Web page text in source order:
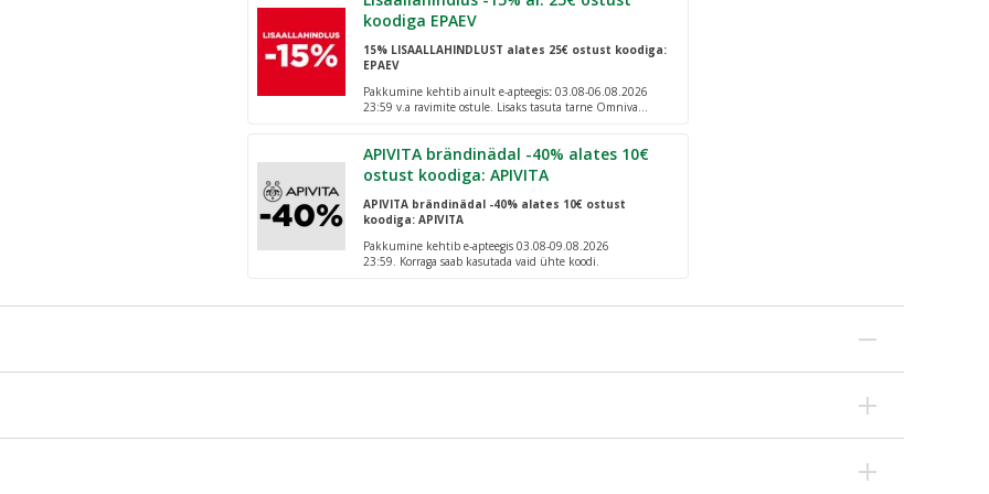
koodiga EPAEV
15% LISAALLAHINDLUST alates 25€ ostust koodiga:
EPAEV
Pakkumine kehtib ainult e-apteegis: 03.08-06.08.2026
23:59 v.a ravimite ostule. Lisaks tasuta tarne Omniva
APIVITA brändinädal -40% alates 10€
ostust koodiga: APIVITA
APIVITA brändinädal -40% alates 10€ ostust
koodiga: APIVITA
Pakkumine kehtib e-apteegis 03.08-09.08.2026
23:59. Korraga saab kasutada vaid ühte koodi.
raseerimise järgset nahka, vähendades punetust, ärritust ja kipitustunnet.
imendumiseni.